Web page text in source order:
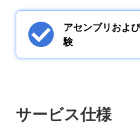
アセンブリおよ
験
サービス仕様